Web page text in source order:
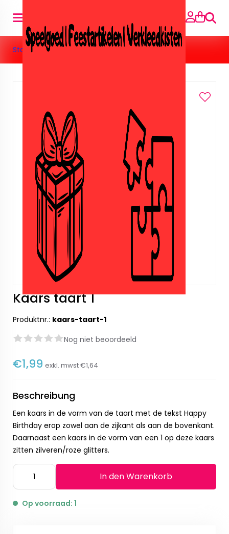
Suche
Startseite» Verjaardagskaarsjes » Kaars taart 1
Kaars taart 1
Produktnr.: kaars-taart-1
Nog niet beoordeeld
€1,99 exkl. mwst€1,64
Beschreibung
Een kaars in de vorm van de taart met de tekst Happy
Birthday erop zowel aan de zijkant als aan de bovenkant.
Daarnaast een kaars in de vorm van een 1 op deze kaars
zitten zilveren/roze glitters.
In den Warenkorb
Op voorraad: 1